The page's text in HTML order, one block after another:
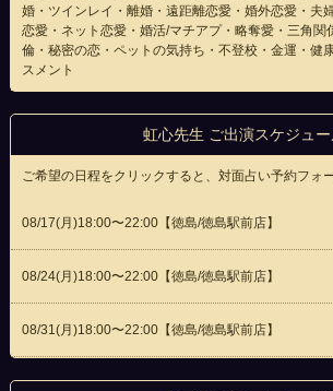
婚・ツインレイ・離婚・遠距離恋愛・婚外恋愛・夫
恋愛・ネット恋愛・婚活/マチアプ・略奪愛・三角関
倫・秘密の恋・ペットの気持ち・不登校・金運・健
スメント
虹心先生 ご出演スケジュ
ご希望の日程をクリックすると、対面占い予約フォ
08/17(月 )18:00〜22:00【徳島/徳島駅前店】
08/24(月 )18:00〜22:00【徳島/徳島駅前店】
08/31(月 )18:00〜22:00【徳島/徳島駅前店】